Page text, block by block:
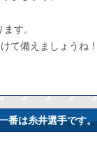
す。
て備えましょうね！
番は糸井選手です。